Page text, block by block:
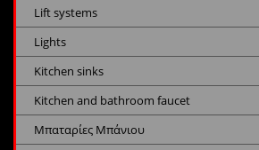
Lift systems
Lights
Kitchen sinks
Kitchen and bathroom faucet
Μπαταρίες Μπάνιου